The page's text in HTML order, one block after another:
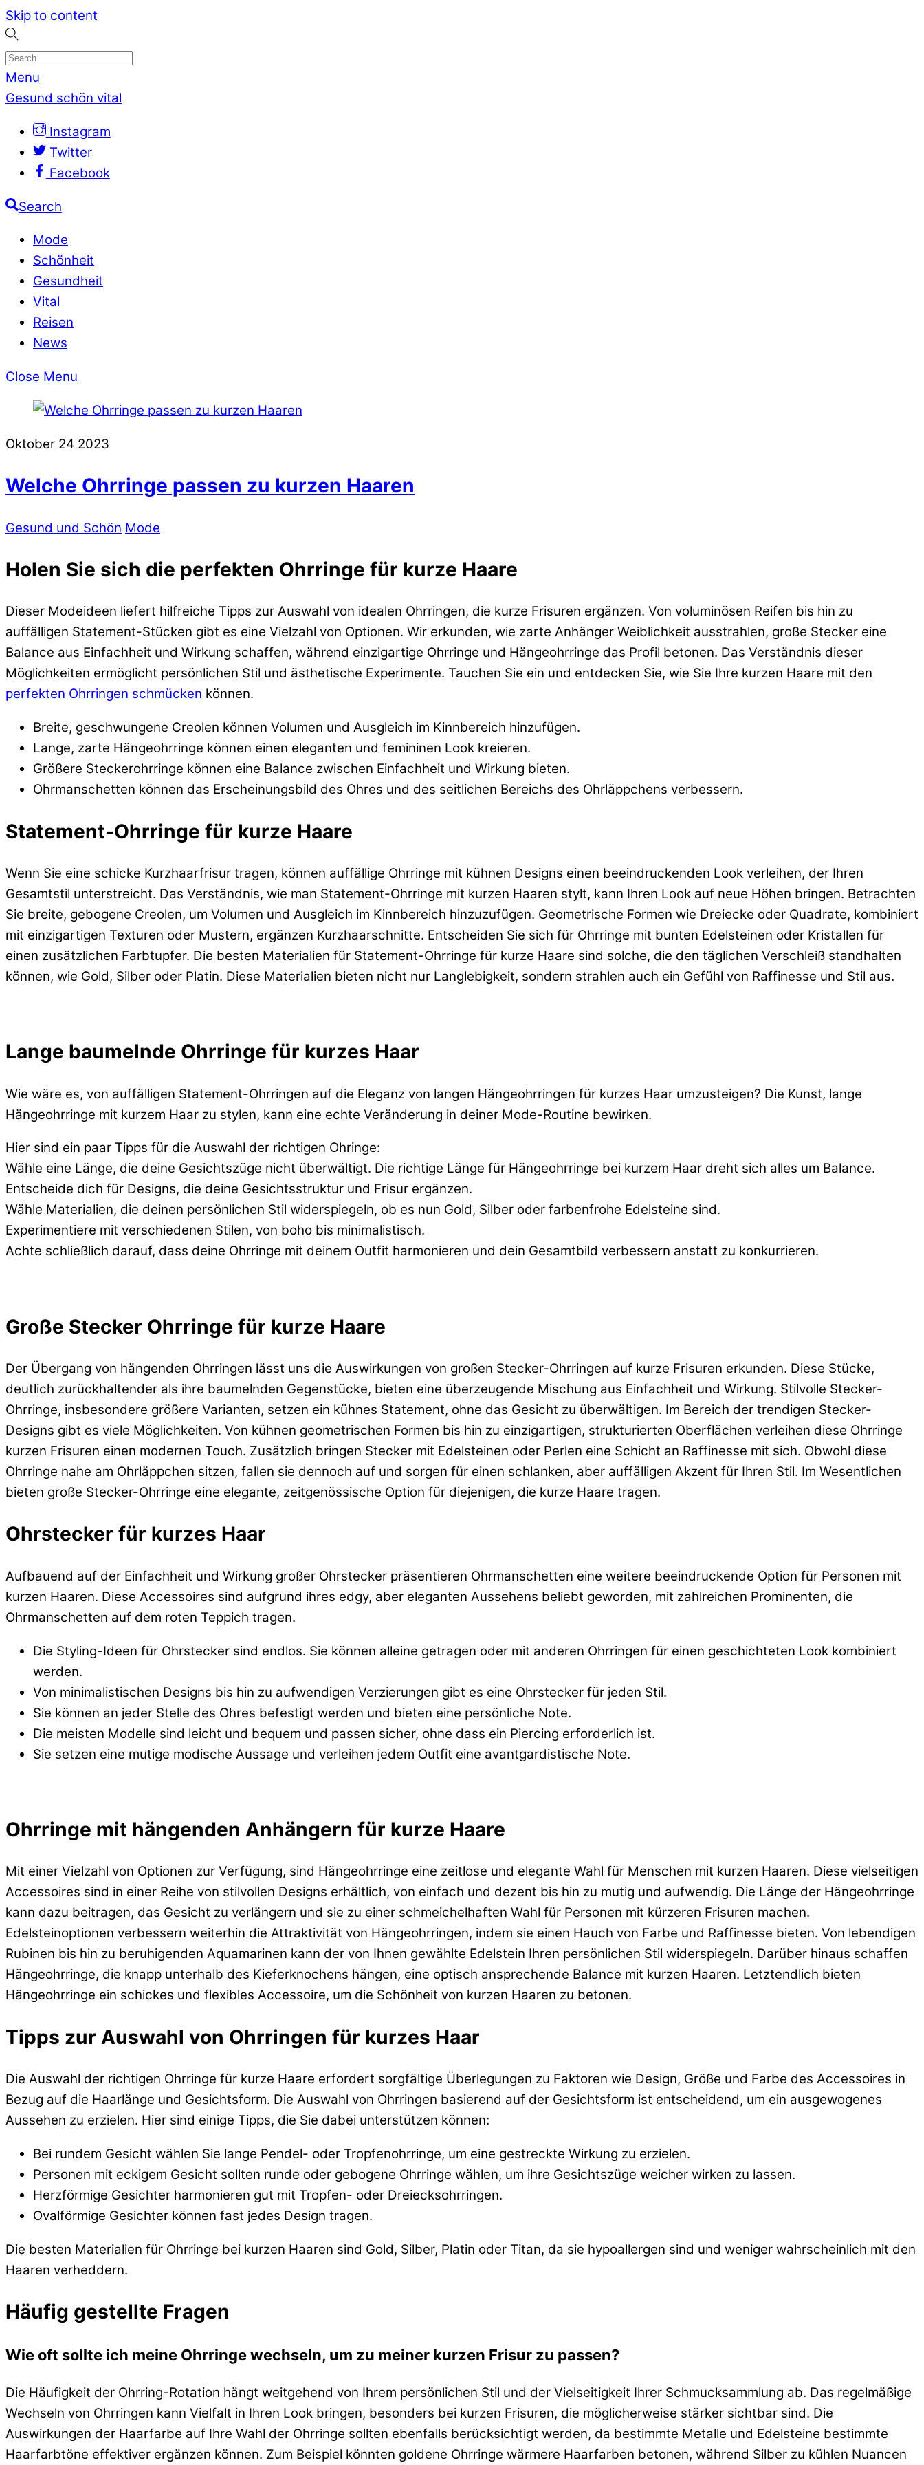
Skip to content
Menu
Gesund schön vital
Instagram
Twitter
Facebook
Search
Mode
Schönheit
Gesundheit
Vital
Reisen
News
Close Menu
Oktober 24 2023
Welche Ohrringe passen zu kurzen Haaren
Gesund und Schön Mode
Holen Sie sich die perfekten Ohrringe für kurze Haare
Dieser Modeideen liefert hilfreiche Tipps zur Auswahl von idealen Ohrringen, die kurze Frisuren ergänzen. Von voluminösen Reifen bis hin zu
auffälligen Statement-Stücken gibt es eine Vielzahl von Optionen. Wir erkunden, wie zarte Anhänger Weiblichkeit ausstrahlen, große Stecker eine
Balance aus Einfachheit und Wirkung schaffen, während einzigartige Ohrringe und Hängeohrringe das Profil betonen. Das Verständnis dieser
Möglichkeiten ermöglicht persönlichen Stil und ästhetische Experimente. Tauchen Sie ein und entdecken Sie, wie Sie Ihre kurzen Haare mit den
perfekten Ohrringen schmücken können.
Breite, geschwungene Creolen können Volumen und Ausgleich im Kinnbereich hinzufügen.
Lange, zarte Hängeohrringe können einen eleganten und femininen Look kreieren.
Größere Steckerohrringe können eine Balance zwischen Einfachheit und Wirkung bieten.
Ohrmanschetten können das Erscheinungsbild des Ohres und des seitlichen Bereichs des Ohrläppchens verbessern.
Statement-Ohrringe für kurze Haare
Wenn Sie eine schicke Kurzhaarfrisur tragen, können auffällige Ohrringe mit kühnen Designs einen beeindruckenden Look verleihen, der Ihren
Gesamtstil unterstreicht. Das Verständnis, wie man Statement-Ohrringe mit kurzen Haaren stylt, kann Ihren Look auf neue Höhen bringen. Betrachten
Sie breite, gebogene Creolen, um Volumen und Ausgleich im Kinnbereich hinzuzufügen. Geometrische Formen wie Dreiecke oder Quadrate, kombiniert
mit einzigartigen Texturen oder Mustern, ergänzen Kurzhaarschnitte. Entscheiden Sie sich für Ohrringe mit bunten Edelsteinen oder Kristallen für
einen zusätzlichen Farbtupfer. Die besten Materialien für Statement-Ohrringe für kurze Haare sind solche, die den täglichen Verschleiß standhalten
können, wie Gold, Silber oder Platin. Diese Materialien bieten nicht nur Langlebigkeit, sondern strahlen auch ein Gefühl von Raffinesse und Stil aus.
Lange baumelnde Ohrringe für kurzes Haar
Wie wäre es, von auffälligen Statement-Ohrringen auf die Eleganz von langen Hängeohrringen für kurzes Haar umzusteigen? Die Kunst, lange
Hängeohrringe mit kurzem Haar zu stylen, kann eine echte Veränderung in deiner Mode-Routine bewirken.
Hier sind ein paar Tipps für die Auswahl der richtigen Ohringe:
Wähle eine Länge, die deine Gesichtszüge nicht überwältigt. Die richtige Länge für Hängeohrringe bei kurzem Haar dreht sich alles um Balance.
Entscheide dich für Designs, die deine Gesichtsstruktur und Frisur ergänzen.
Wähle Materialien, die deinen persönlichen Stil widerspiegeln, ob es nun Gold, Silber oder farbenfrohe Edelsteine sind.
Experimentiere mit verschiedenen Stilen, von boho bis minimalistisch.
Achte schließlich darauf, dass deine Ohrringe mit deinem Outfit harmonieren und dein Gesamtbild verbessern anstatt zu konkurrieren.
Große Stecker Ohrringe für kurze Haare
Der Übergang von hängenden Ohrringen lässt uns die Auswirkungen von großen Stecker-Ohrringen auf kurze Frisuren erkunden. Diese Stücke,
deutlich zurückhaltender als ihre baumelnden Gegenstücke, bieten eine überzeugende Mischung aus Einfachheit und Wirkung. Stilvolle Stecker-
Ohrringe, insbesondere größere Varianten, setzen ein kühnes Statement, ohne das Gesicht zu überwältigen. Im Bereich der trendigen Stecker-
Designs gibt es viele Möglichkeiten. Von kühnen geometrischen Formen bis hin zu einzigartigen, strukturierten Oberflächen verleihen diese Ohrringe
kurzen Frisuren einen modernen Touch. Zusätzlich bringen Stecker mit Edelsteinen oder Perlen eine Schicht an Raffinesse mit sich. Obwohl diese
Ohrringe nahe am Ohrläppchen sitzen, fallen sie dennoch auf und sorgen für einen schlanken, aber auffälligen Akzent für Ihren Stil. Im Wesentlichen
bieten große Stecker-Ohrringe eine elegante, zeitgenössische Option für diejenigen, die kurze Haare tragen.
Ohrstecker für kurzes Haar
Aufbauend auf der Einfachheit und Wirkung großer Ohrstecker präsentieren Ohrmanschetten eine weitere beeindruckende Option für Personen mit
kurzen Haaren. Diese Accessoires sind aufgrund ihres edgy, aber eleganten Aussehens beliebt geworden, mit zahlreichen Prominenten, die
Ohrmanschetten auf dem roten Teppich tragen.
Die Styling-Ideen für Ohrstecker sind endlos. Sie können alleine getragen oder mit anderen Ohrringen für einen geschichteten Look kombiniert
werden.
Von minimalistischen Designs bis hin zu aufwendigen Verzierungen gibt es eine Ohrstecker für jeden Stil.
Sie können an jeder Stelle des Ohres befestigt werden und bieten eine persönliche Note.
Die meisten Modelle sind leicht und bequem und passen sicher, ohne dass ein Piercing erforderlich ist.
Sie setzen eine mutige modische Aussage und verleihen jedem Outfit eine avantgardistische Note.
Ohrringe mit hängenden Anhängern für kurze Haare
Mit einer Vielzahl von Optionen zur Verfügung, sind Hängeohrringe eine zeitlose und elegante Wahl für Menschen mit kurzen Haaren. Diese vielseitigen
Accessoires sind in einer Reihe von stilvollen Designs erhältlich, von einfach und dezent bis hin zu mutig und aufwendig. Die Länge der Hängeohrringe
kann dazu beitragen, das Gesicht zu verlängern und sie zu einer schmeichelhaften Wahl für Personen mit kürzeren Frisuren machen.
Edelsteinoptionen verbessern weiterhin die Attraktivität von Hängeohrringen, indem sie einen Hauch von Farbe und Raffinesse bieten. Von lebendigen
Rubinen bis hin zu beruhigenden Aquamarinen kann der von Ihnen gewählte Edelstein Ihren persönlichen Stil widerspiegeln. Darüber hinaus schaffen
Hängeohrringe, die knapp unterhalb des Kieferknochens hängen, eine optisch ansprechende Balance mit kurzen Haaren. Letztendlich bieten
Hängeohrringe ein schickes und flexibles Accessoire, um die Schönheit von kurzen Haaren zu betonen.
Tipps zur Auswahl von Ohrringen für kurzes Haar
Die Auswahl der richtigen Ohrringe für kurze Haare erfordert sorgfältige Überlegungen zu Faktoren wie Design, Größe und Farbe des Accessoires in
Bezug auf die Haarlänge und Gesichtsform. Die Auswahl von Ohrringen basierend auf der Gesichtsform ist entscheidend, um ein ausgewogenes
Aussehen zu erzielen. Hier sind einige Tipps, die Sie dabei unterstützen können:
Bei rundem Gesicht wählen Sie lange Pendel- oder Tropfenohrringe, um eine gestreckte Wirkung zu erzielen.
Personen mit eckigem Gesicht sollten runde oder gebogene Ohrringe wählen, um ihre Gesichtszüge weicher wirken zu lassen.
Herzförmige Gesichter harmonieren gut mit Tropfen- oder Dreiecksohrringen.
Ovalförmige Gesichter können fast jedes Design tragen.
Die besten Materialien für Ohrringe bei kurzen Haaren sind Gold, Silber, Platin oder Titan, da sie hypoallergen sind und weniger wahrscheinlich mit den
Haaren verheddern.
Häufig gestellte Fragen
Wie oft sollte ich meine Ohrringe wechseln, um zu meiner kurzen Frisur zu passen?
Die Häufigkeit der Ohrring-Rotation hängt weitgehend von Ihrem persönlichen Stil und der Vielseitigkeit Ihrer Schmucksammlung ab. Das regelmäßige
Wechseln von Ohrringen kann Vielfalt in Ihren Look bringen, besonders bei kurzen Frisuren, die möglicherweise stärker sichtbar sind. Die
Auswirkungen der Haarfarbe auf Ihre Wahl der Ohrringe sollten ebenfalls berücksichtigt werden, da bestimmte Metalle und Edelsteine bestimmte
Haarfarbtöne effektiver ergänzen können. Zum Beispiel könnten goldene Ohrringe wärmere Haarfarben betonen, während Silber zu kühlen Nuancen